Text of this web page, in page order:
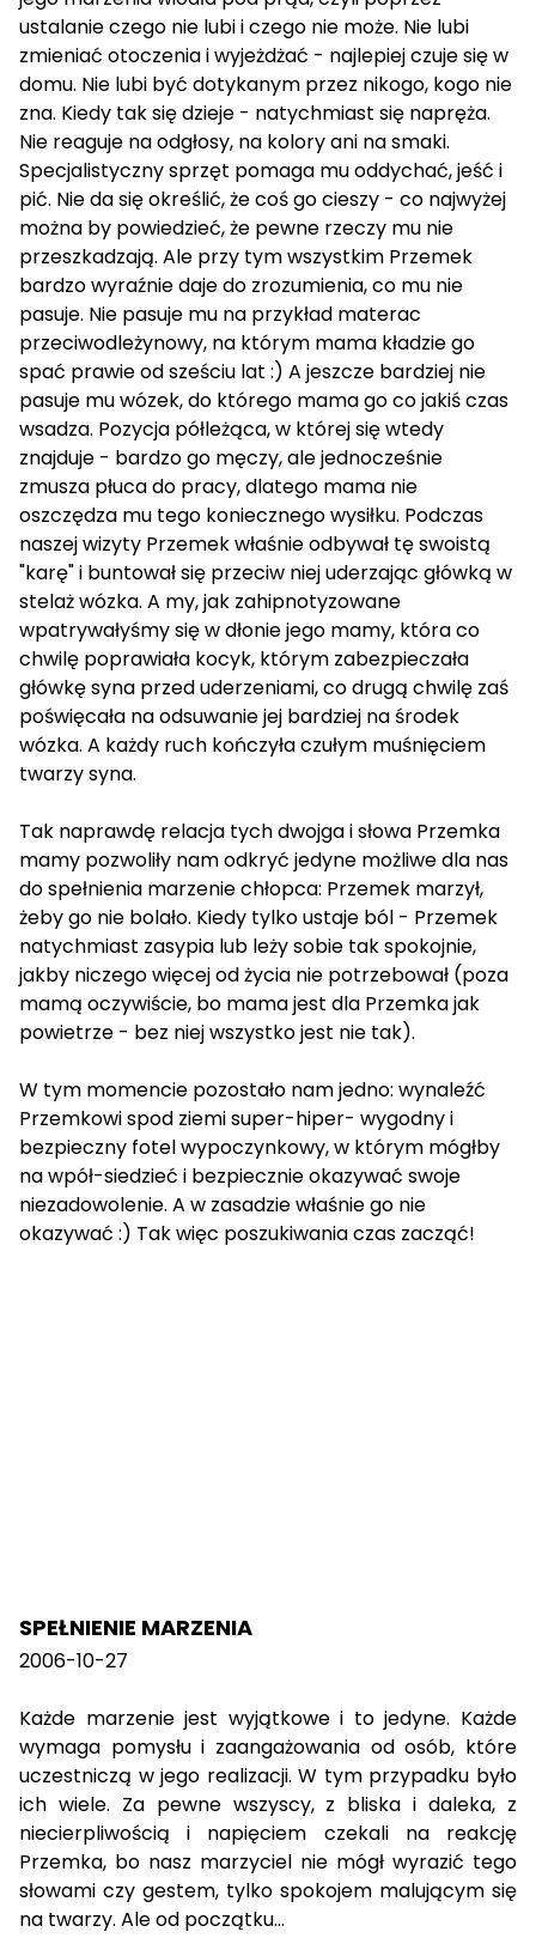
ustalanie czego nie lubi i czego nie może. Nie lubi
zmieniać otoczenia i wyjeżdżać - najlepiej czuje się w
domu. Nie lubi być dotykanym przez nikogo, kogo nie
zna. Kiedy tak się dzieje - natychmiast się napręża.
Nie reaguje na odgłosy, na kolory ani na smaki.
Specjalistyczny sprzęt pomaga mu oddychać, jeść i
pić. Nie da się określić, że coś go cieszy - co najwyżej
można by powiedzieć, że pewne rzeczy mu nie
przeszkadzają. Ale przy tym wszystkim Przemek
bardzo wyraźnie daje do zrozumienia, co mu nie
pasuje. Nie pasuje mu na przykład materac
przeciwodleżynowy, na którym mama kładzie go
spać prawie od sześciu lat :) A jeszcze bardziej nie
pasuje mu wózek, do którego mama go co jakiś czas
wsadza. Pozycja półleżąca, w której się wtedy
znajduje - bardzo go męczy, ale jednocześnie
zmusza płuca do pracy, dlatego mama nie
oszczędza mu tego koniecznego wysiłku. Podczas
naszej wizyty Przemek właśnie odbywał tę swoistą
"karę" i buntował się przeciw niej uderzając główką w
stelaż wózka. A my, jak zahipnotyzowane
wpatrywałyśmy się w dłonie jego mamy, która co
chwilę poprawiała kocyk, którym zabezpieczała
główkę syna przed uderzeniami, co drugą chwilę zaś
poświęcała na odsuwanie jej bardziej na środek
wózka. A każdy ruch kończyła czułym muśnięciem
twarzy syna.
Tak naprawdę relacja tych dwojga i słowa Przemka
mamy pozwoliły nam odkryć jedyne możliwe dla nas
do spełnienia marzenie chłopca: Przemek marzył,
żeby go nie bolało. Kiedy tylko ustaje ból - Przemek
natychmiast zasypia lub leży sobie tak spokojnie,
jakby niczego więcej od życia nie potrzebował (poza
mamą oczywiście, bo mama jest dla Przemka jak
powietrze - bez niej wszystko jest nie tak).
W tym momencie pozostało nam jedno: wynaleźć
Przemkowi spod ziemi super-hiper- wygodny i
bezpieczny fotel wypoczynkowy, w którym mógłby
na wpół-siedzieć i bezpiecznie okazywać swoje
niezadowolenie. A w zasadzie właśnie go nie
okazywać :) Tak więc poszukiwania czas zacząć!
SPEŁNIENIE MARZENIA
2006-10-27
Każde marzenie jest wyjątkowe i to jedyne. Każde
wymaga pomysłu i zaangażowania od osób, które
uczestniczą w jego realizacji. W tym przypadku było
ich wiele. Za pewne wszyscy, z bliska i daleka, z
niecierpliwością i napięciem czekali na reakcję
Przemka, bo nasz marzyciel nie mógł wyrazić tego
słowami czy gestem, tylko spokojem malującym się
na twarzy. Ale od początku...